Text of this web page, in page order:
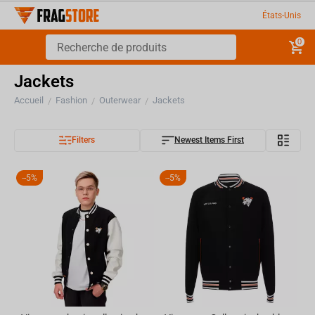
États-Unis
0
Jackets
Accueil / Fashion / Outerwear / Jackets
Filters Newest Items First
- 5% - 5%